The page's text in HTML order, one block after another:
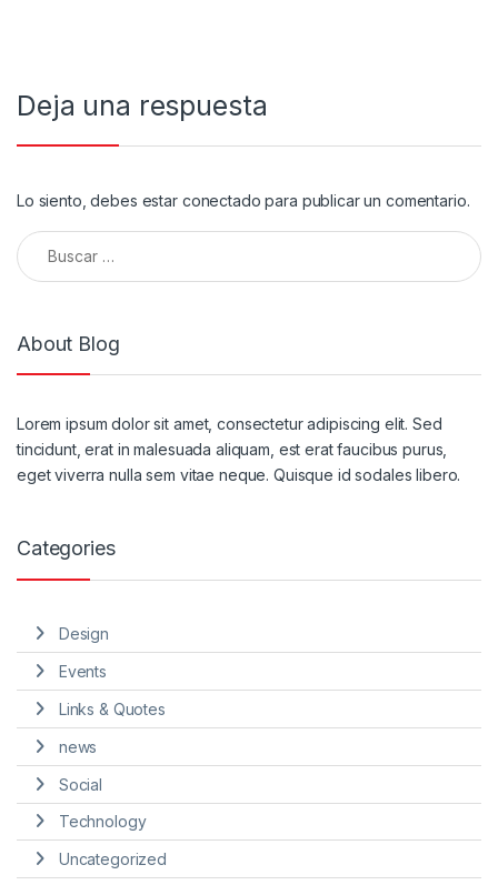
Deja una respuesta
Lo siento, debes estar conectado para publicar un comentario.
Buscar:
About Blog
Lorem ipsum dolor sit amet, consectetur adipiscing elit. Sed
tincidunt, erat in malesuada aliquam, est erat faucibus purus,
eget viverra nulla sem vitae neque. Quisque id sodales libero.
Categories
Design
Events
Links & Quotes
news
Social
Technology
Uncategorized